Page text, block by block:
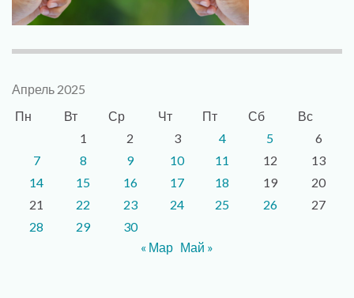
Апрель 2025
Пн
Вт Ср Чт Пт Сб
Вс
1
2 3 4 5
6
7
8 9 10 11 12
13
14
15 16 17 18 19
20
21
22 23 24 25 26
27
28
29
30
« Мар Май »